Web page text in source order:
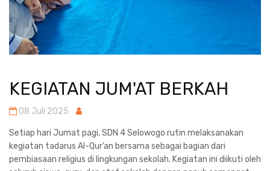
KEGIATAN JUM'AT BERKAH
08 Juli 2025
Setiap hari Jumat pagi, SDN 4 Selowogo rutin melaksanakan
kegiatan tadarus Al-Qur’an bersama sebagai bagian dari
pembiasaan religius di lingkungan sekolah. Kegiatan ini diikuti oleh